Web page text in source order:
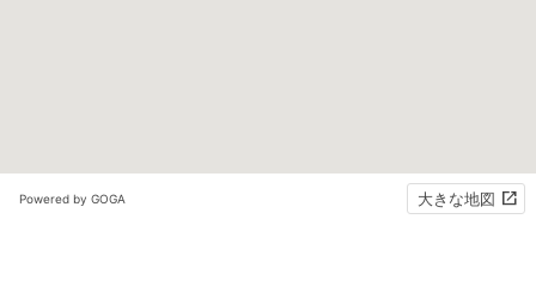
Powered by GOGA 大きな地図